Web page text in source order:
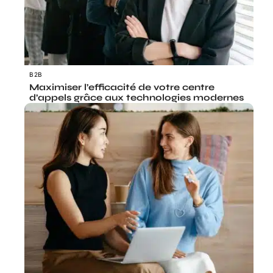
B2B
Maximiser l’efficacité de votre centre
d’appels grâce aux technologies modernes